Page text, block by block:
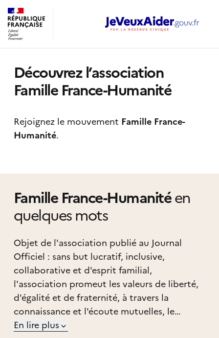
Découvrez l’association
Famille France-Humanité
Rejoignez le mouvement Famille France-
Humanité.
Famille France-Humanitéen
quelques mots
Objet de l'association publié au Journal
Officiel : sans but lucratif, inclusive,
collaborative et d'esprit familial,
l'association promeut les valeurs de liberté,
d'égalité et de fraternité, à travers la
connaissance et l'écoute mutuelles, le
partage, l'entraide concrète dans toutes les
En lire plus